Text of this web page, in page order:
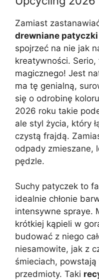
Zamiast
drewniane patyczki
spojrzeć na nie jak
kreatywności.
magicznego! Jest
ma tę genialną,
się o odrobinę
2026 roku takie
ale styl życia, który
czystą frajdą.
odpady zmieszane,
pędzle.
Suchy patyczek to
idealnie chłonie
intensywne spraye.
krótkiej kąpieli w
budować z niego
niesamowite, jak z
śmieciach, powstają
przedmioty. Taki